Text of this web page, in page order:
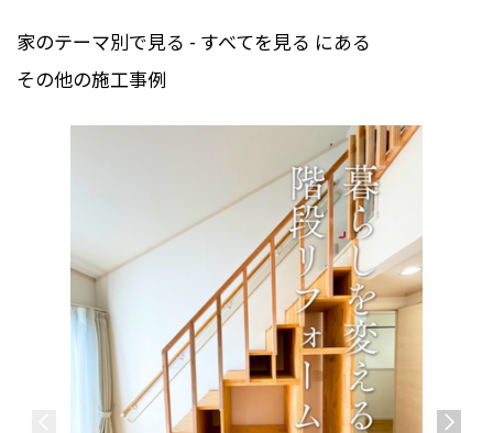
家のテーマ別で見る - すべてを見る にある
その他の施工事例